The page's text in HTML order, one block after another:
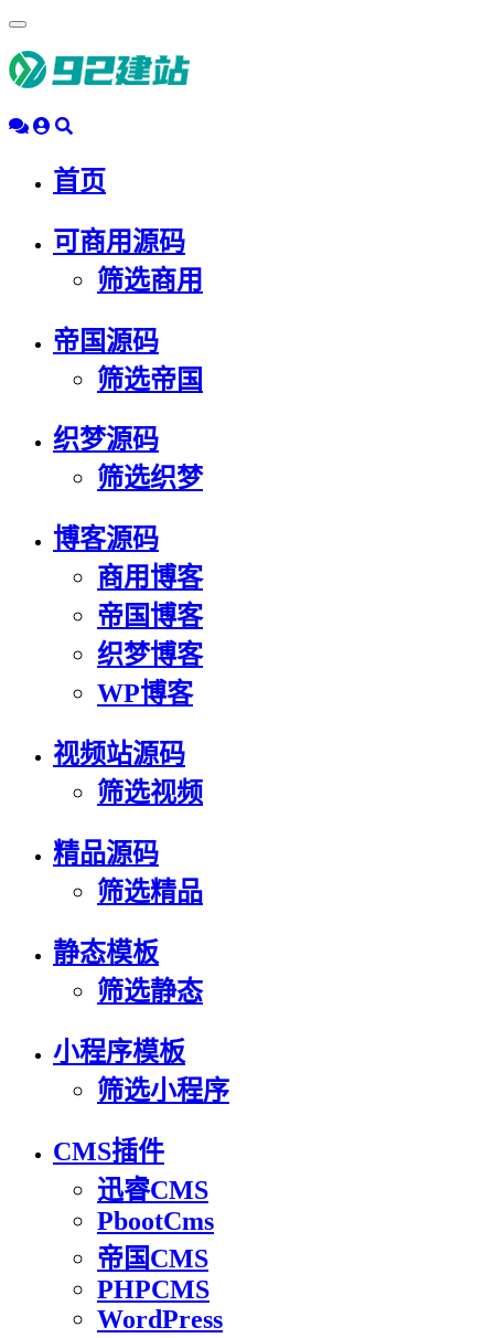
动
导
首页
可商用源码
筛选商用
帝国源码
筛选帝国
织梦源码
筛选织梦
博客源码
商用博客
帝国博客
织梦博客
WP博客
视频站源码
筛选视频
精品源码
筛选精品
静态模板
筛选静态
小程序模板
筛选小程序
CMS插件
迅睿CMS
PbootCms
帝国CMS
PHPCMS
WordPress